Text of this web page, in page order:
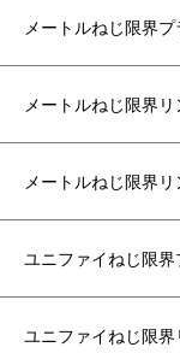
メートルねじ限界
メートルねじ限界
メートルねじ限界リ
ユニファイねじ限
ユニファイねじ限